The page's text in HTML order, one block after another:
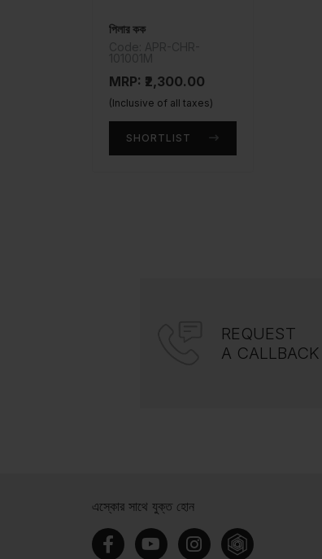
পিলার কক
MRP: ₹2,300.00
(Inclusive of all taxes)
SHORTLIST
REQUEST
A CALLBACK
এস্কোর সাথে যুক্ত হোন